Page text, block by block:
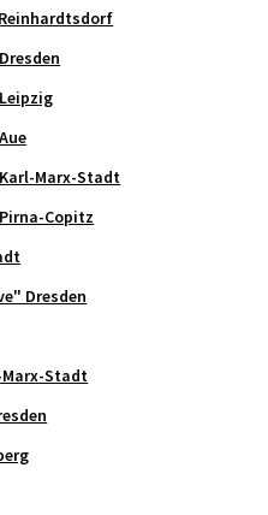
Marx-Stadt
Copitz
Dresden
Stadt